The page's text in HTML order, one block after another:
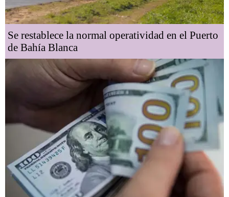
Se restablece la normal operatividad en el Puerto
de Bahía Blanca